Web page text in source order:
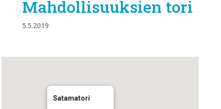
Mahdollisuuksien tori
5.5.2019
Satamatori